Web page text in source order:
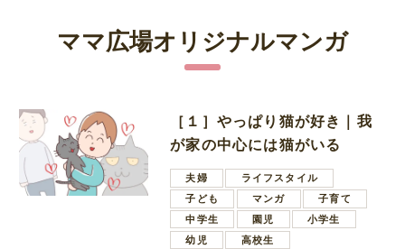
ママ広場オリジナルマンガ
［１］やっぱり猫が好き｜我
が家の中心には猫がいる
夫婦
ライフスタイル
子ども
マンガ
子育て
中学生
園児
小学生
幼児
高校生